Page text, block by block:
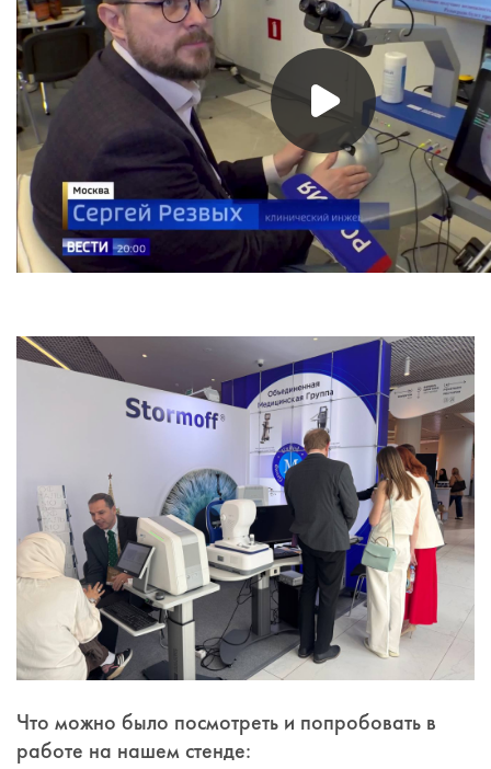
Что можно было посмотреть и попробовать в
работе на нашем стенде: